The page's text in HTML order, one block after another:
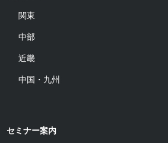
関東
中部
近畿
中国・九州
セミナー案内